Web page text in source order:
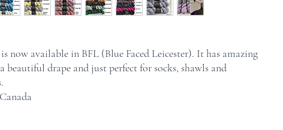
now available in BFL (Blue Faced Leicester). It has amazing
beautiful drape and just perfect for socks, shawls and